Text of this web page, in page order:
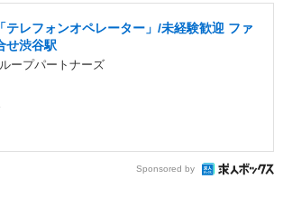
テレフォンオペレーター」/未経験歓迎 ファ
せ渋谷駅
ープパートナーズ
Sponsored by